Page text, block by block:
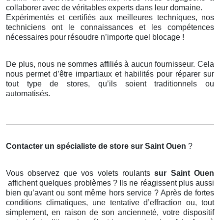
collaborer avec de véritables experts dans leur domaine.
Expérimentés et certifiés aux meilleures techniques, nos
techniciens ont le connaissances et les compétences
nécessaires pour résoudre n’importe quel blocage !
De plus, nous ne sommes affiliés à aucun fournisseur. Cela
nous permet d’être impartiaux et habilités pour réparer sur
tout type de stores, qu’ils soient traditionnels ou
automatisés.
Contacter un spécialiste de store sur Saint Ouen ?
Vous observez que vos volets roulantssur Saint Ouen
affichent quelques problèmes ? Ils ne réagissent plus aussi
bien qu’avant ou sont même hors service ? Après de fortes
conditions climatiques, une tentative d’effraction ou, tout
simplement, en raison de son ancienneté, votre dispositif